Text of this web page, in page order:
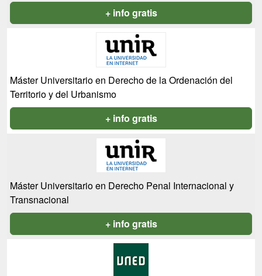
+ info gratis
Máster Universitario en Derecho de la Ordenación del
Territorio y del Urbanismo
+ info gratis
Máster Universitario en Derecho Penal Internacional y
Transnacional
+ info gratis